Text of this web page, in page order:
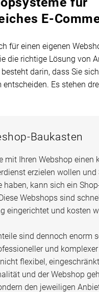
E-
für einen eigenen
die richtige Lösung von
darin, dass Sie
entscheiden. Es stehen
Baukasten
mit Ihren Webshop einen
erzielen wollen und
haben, kann sich ein
Webshops sind
eingerichtet und kosten
sind dennoch enorm
und
flexibel,
und der Webshop
den jeweiligen